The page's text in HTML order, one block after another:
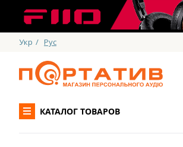
Укр / Рус
КАТАЛОГ ТОВАРОВ